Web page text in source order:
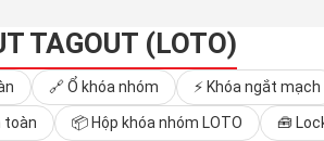
TAGOUT (LOTO)
🔗 Ổ khóa nhóm ⚡ Khóa ngắt mạch
toàn 📦 Hộp khóa nhóm LOTO 🧰